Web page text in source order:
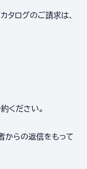
タログのご請求は、
ください。
からの返信をもって